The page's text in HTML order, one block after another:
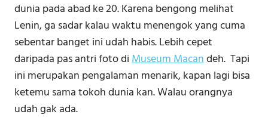
dunia pada abad ke 20. Karena bengong melihat
Lenin, ga sadar kalau waktu menengok yang cuma
sebentar banget ini udah habis. Lebih cepet
daripada pas antri foto diMuseum Macandeh. Tapi
ini merupakan pengalaman menarik, kapan lagi bisa
ketemu sama tokoh dunia kan. Walau orangnya
udah gak ada.